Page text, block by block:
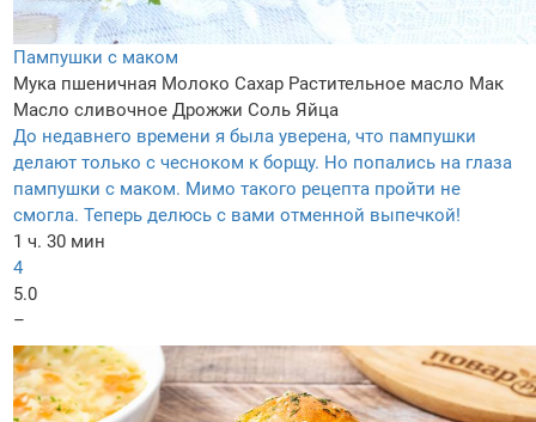
Пампушки с маком
Мука пшеничная Молоко Сахар Растительное масло Мак
Масло сливочное Дрожжи Соль Яйца
До недавнего времени я была уверена, что пампушки
делают только с чесноком к борщу. Но попались на глаза
пампушки с маком. Мимо такого рецепта пройти не
смогла. Теперь делюсь с вами отменной выпечкой!
1 ч. 30 мин
4
5.0
–